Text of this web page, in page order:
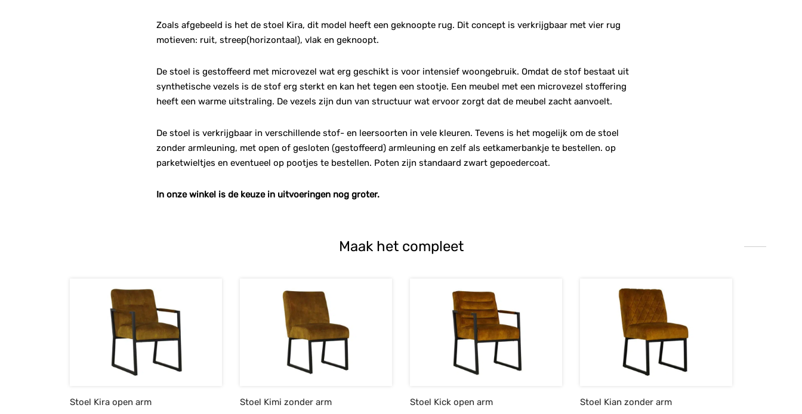
Zoals afgebeeld is het de stoel Kira, dit model heeft een geknoopte rug. Dit concept is verkrijgbaar met vier rug
motieven: ruit, streep(horizontaal), vlak en geknoopt.
De stoel is gestoffeerd met microvezel wat erg geschikt is voor intensief woongebruik. Omdat de stof bestaat uit
synthetische vezels is de stof erg sterkt en kan het tegen een stootje. Een meubel met een microvezel stoffering
heeft een warme uitstraling. De vezels zijn dun van structuur wat ervoor zorgt dat de meubel zacht aanvoelt.
De stoel is verkrijgbaar in verschillende stof- en leersoorten in vele kleuren. Tevens is het mogelijk om de stoel
zonder armleuning, met open of gesloten (gestoffeerd) armleuning en zelf als eetkamerbankje te bestellen. op
parketwieltjes en eventueel op pootjes te bestellen. Poten zijn standaard zwart gepoedercoat.
In onze winkel is de keuze in uitvoeringen nog groter.
Maak het compleet
Stoel Kira open arm Stoel Kimi zonder arm Stoel Kick open arm Stoel Kian zonder arm